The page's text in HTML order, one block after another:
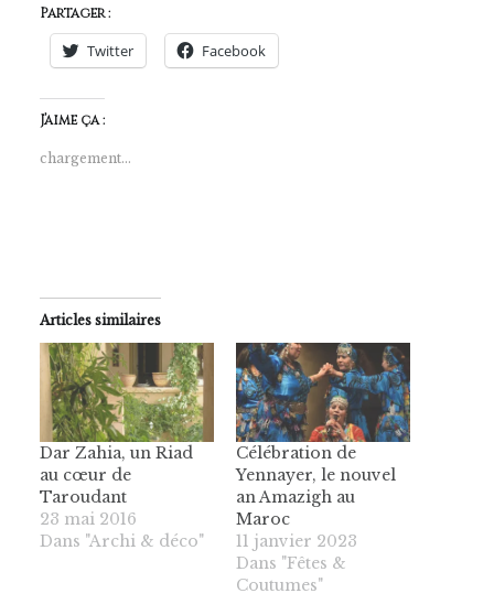
Partager :
Twitter Facebook
J’aime ça :
chargement…
Articles similaires
Dar Zahia, un Riad
au cœur de
Taroudant
23 mai 2016
Dans "Archi & déco"
Célébration de
Yennayer, le nouvel
an Amazigh au
Maroc
11 janvier 2023
Dans "Fêtes &
Coutumes"